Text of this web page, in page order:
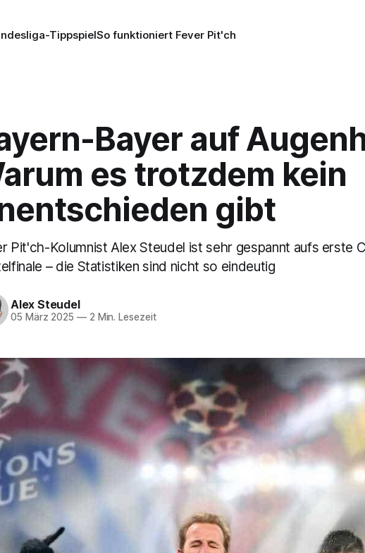
TippspielSo funktioniert Fever Pit'ch
Bayer auf
es trotzdem kein
gibt
Pit'ch-Kolumnist Alex Steudel ist sehr gespannt aufs erste
– die Statistiken sind nicht so eindeutig
Alex Steudel
05 März 2025 —2 Min. Lesezeit